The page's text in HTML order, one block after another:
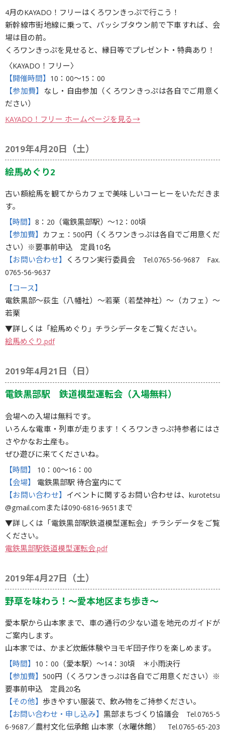
4月のKAYADO！フリーはくろワンきっぷで行こう！
新幹線市街地線に乗って、パッシブタウン前で下車すれば、会
場は目の前。
くろワンきっぷを見せると、縁日等でプレゼント・特典あり！
〈KAYADO！フリー〉
【開催時間】 10：00〜15：00
【参加費】 なし・自由参加（くろワンきっぷは各自でご用意く
ださい）
KAYADO！フリー ホームページを見る→
2019年4月20日（土）
絵馬めぐり2
古い額絵馬を観てからカフェで美味しいコーヒーをいただきま
す。
【時間】 8：20（電鉄黒部駅）〜12：00頃
【参加費】 カフェ：500円（くろワンきっぷは各自でご用意くだ
さい）※要事前申込 定員10名
【お問い合わせ】 くろワン実行委員会 Tel.0765-56-9687 Fax.
0765-56-9637
【コース】
電鉄黒部～荻生（八幡社）～若栗（若埜神社）～（カフェ）～
若栗
▼詳しくは「絵馬めぐり」チラシデータをご覧ください。
絵馬めぐり.pdf
2019年4月21日（日）
電鉄黒部駅 鉄道模型運転会（入場無料）
会場への入場は無料です。
いろんな電車・列車が走ります！くろワンきっぷ持参者にはさ
さやかなお土産も。
ぜひ遊びに来てくださいね。
【時間】 10：00〜16：00
【会場】
電鉄黒部駅 待合室内にて
【お問い合わせ】 イベントに関するお問い合わせは、kurotetsu
@gmail.comまたは090-6816-9651まで
▼詳しくは「電鉄黒部駅鉄道模型運転会」チラシデータをご覧
ください。
電鉄黒部駅鉄道模型運転会.pdf
2019年4月27日（土）
野草を味わう！～愛本地区まち歩き～
愛本駅から山本家まで、車の通行の少ない道を地元のガイドが
ご案内します。
山本家では、かまど炊飯体験やヨモギ団子作りを楽しめます。
【時間】 10：00（愛本駅）〜14：30頃 ＊小雨決行
【参加費】 500円（くろワンきっぷは各自でご用意ください）※
要事前申込 定員20名
【その他】 歩きやすい服装で、飲み物をご持参ください。
【お問い合わせ・申し込み】 黒部まちづくり協議会 Tel.0765-5
6-9687／農村文化伝承館 山本家（水曜休館） Tel.0765-65-203